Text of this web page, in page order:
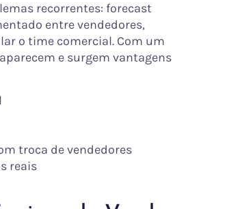
recorrentes: forecast
entre vendedores,
o time comercial. Com um
e surgem vantagens
troca de vendedores
reais